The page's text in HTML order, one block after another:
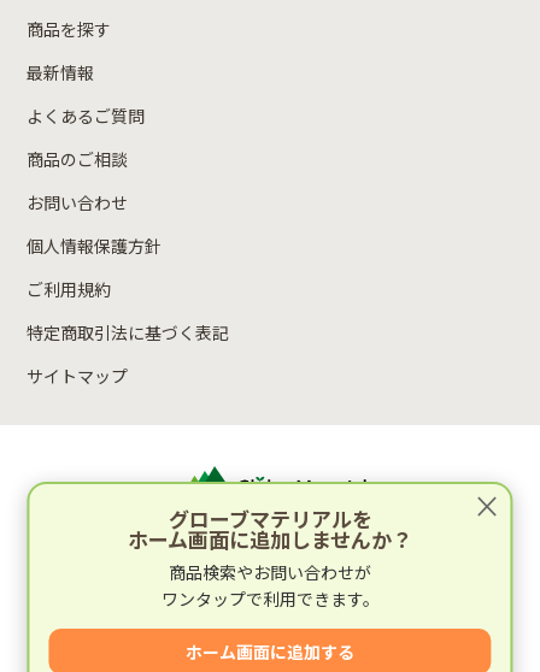
商品を探す
最新情報
よくあるご質問
商品のご相談
お問い合わせ
個人情報保護方針
ご利用規約
特定商取引法に基づく表記
サイトマップ
運営：林木材株式会社
〒652-0812 兵庫県神戸市兵庫区湊町2丁目4-1
運営会社情報
×
グローブマテリアルを
ホーム画面に追加しませんか？
商品検索やお問い合わせが
ワンタップで利用できます。
ホーム画面に追加する